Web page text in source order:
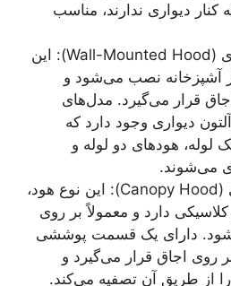
کنار دیواری ندارند، مناسب
دیواری (Wall-Mounted Hood): این
آشپزخانه نصب می‌شود و
قرار می‌گیرد. مدل‌های
دیواری وجود دارد که
لوله، هود‌های دو لوله و
می‌شوند.
هود آلتون گنبدی (Canopy Hood): این نوع هود،
دارد و معمولاً بر روی
دارای یک قسمت پوششی
روی اجاق قرار می‌گیرد و
از طریق آن تصفیه می‌کند.